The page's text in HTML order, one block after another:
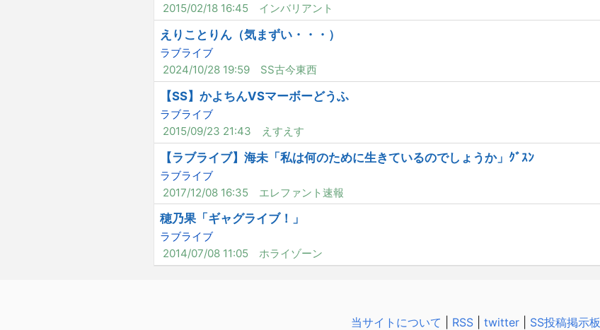
2015/02/18 16:45
インバリアント
えりことりん（気まずい・・・）
ラブライブ
2024/10/28 19:59
SS古今東西
【SS】かよちんVSマーボーどうふ
ラブライブ
2015/09/23 21:43
えすえす
【ラブライブ】海未「私は何のために生きているのでしょうか」ｸﾞｽﾝ
ラブライブ
2017/12/08 16:35
エレファント速報
穂乃果「ギャグライブ！」
ラブライブ
2014/07/08 11:05
ホライゾーン
当サイトについて RSS| twitter| SS投稿掲示板